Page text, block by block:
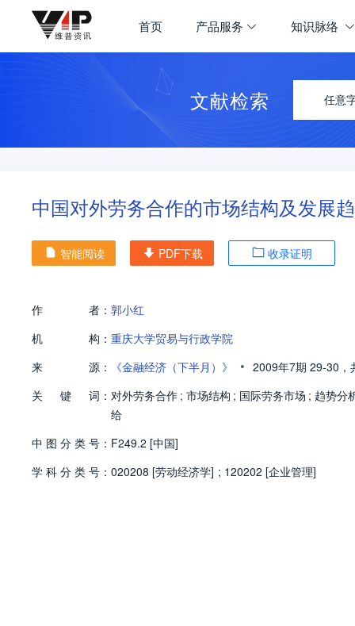
首页 产品服务 知识脉络
文献检索 任意
中国对外劳务合作的市场结构及发展
智能阅读 PDF下载 收录证明
作 者： 郭小红
机
构： 重庆大学贸易与行政学院
来
源： 《金融经济（下半月）》 • 2009年7期 29-30，
关
键 词： 对外劳务合作 ; 市场结构 ; 国际劳务市场 ; 趋势分
给
中 图 分 类 号： F249.2 [中国]
学 科 分 类 号： 020208 [劳动经济学] ; 120202 [企业管理]